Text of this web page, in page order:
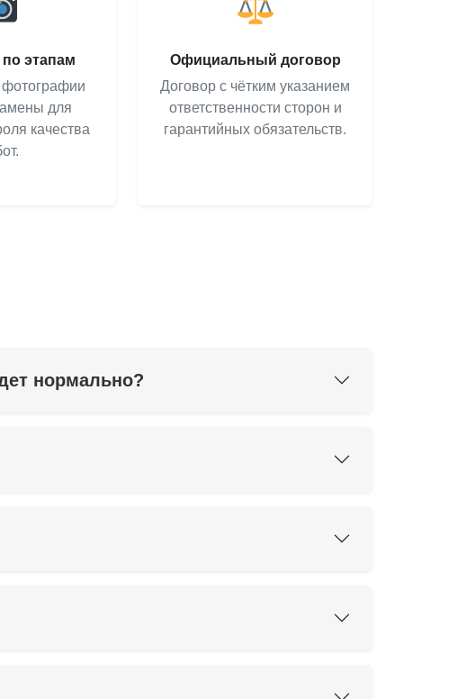
этапам
для
качества
Официальный договор
Договор с чётким указанием
ответственности сторон и
гарантийных обязательств.
нормально?